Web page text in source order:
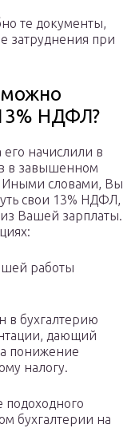
те документы,
затруднения при
НДФЛ?
его начислили в
в завышенном
Иными словами, Вы
свои 13% НДФЛ,
Вашей зарплаты.
работы
в бухгалтерию
дающий
понижение
налогу.
подоходного
бухгалтерии на